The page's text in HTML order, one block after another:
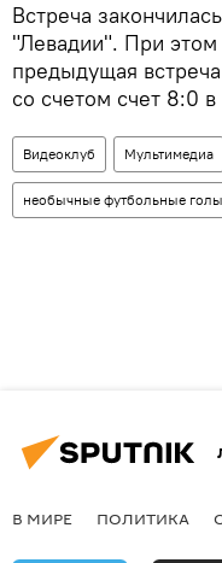
Встреча
"Левадии". При этом
предыдущая
со счетом счет 8:0
Видеоклуб Мультимедиа
необычные футбольные голы
В МИРЕ ПОЛИТИКА